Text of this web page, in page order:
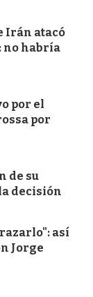
Irán atacó
no habría
por el
por
de su
decisión
así
Jorge